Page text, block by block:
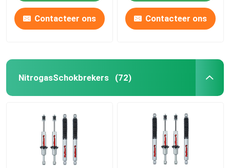
Contacteer ons Contacteer ons
NitrogasSchokbrekers (72)